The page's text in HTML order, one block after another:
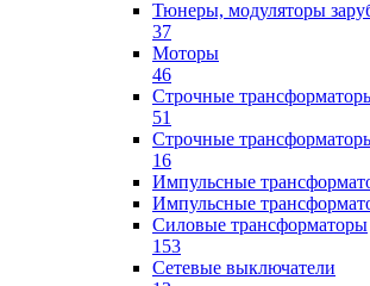
Тюнеры, модуляторы
37
Моторы
46
Строчные
51
Строчные
16
Импульсные
Импульсные
Силовые трансформаторы
153
Сетевые выключатели